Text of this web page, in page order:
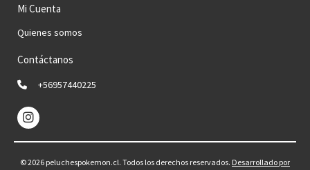
Mi Cuenta
Quienes somos
Contáctanos
+56957440225
© 2026 peluchespokemon.cl. Todos los derechos reservados. Desarrollado por